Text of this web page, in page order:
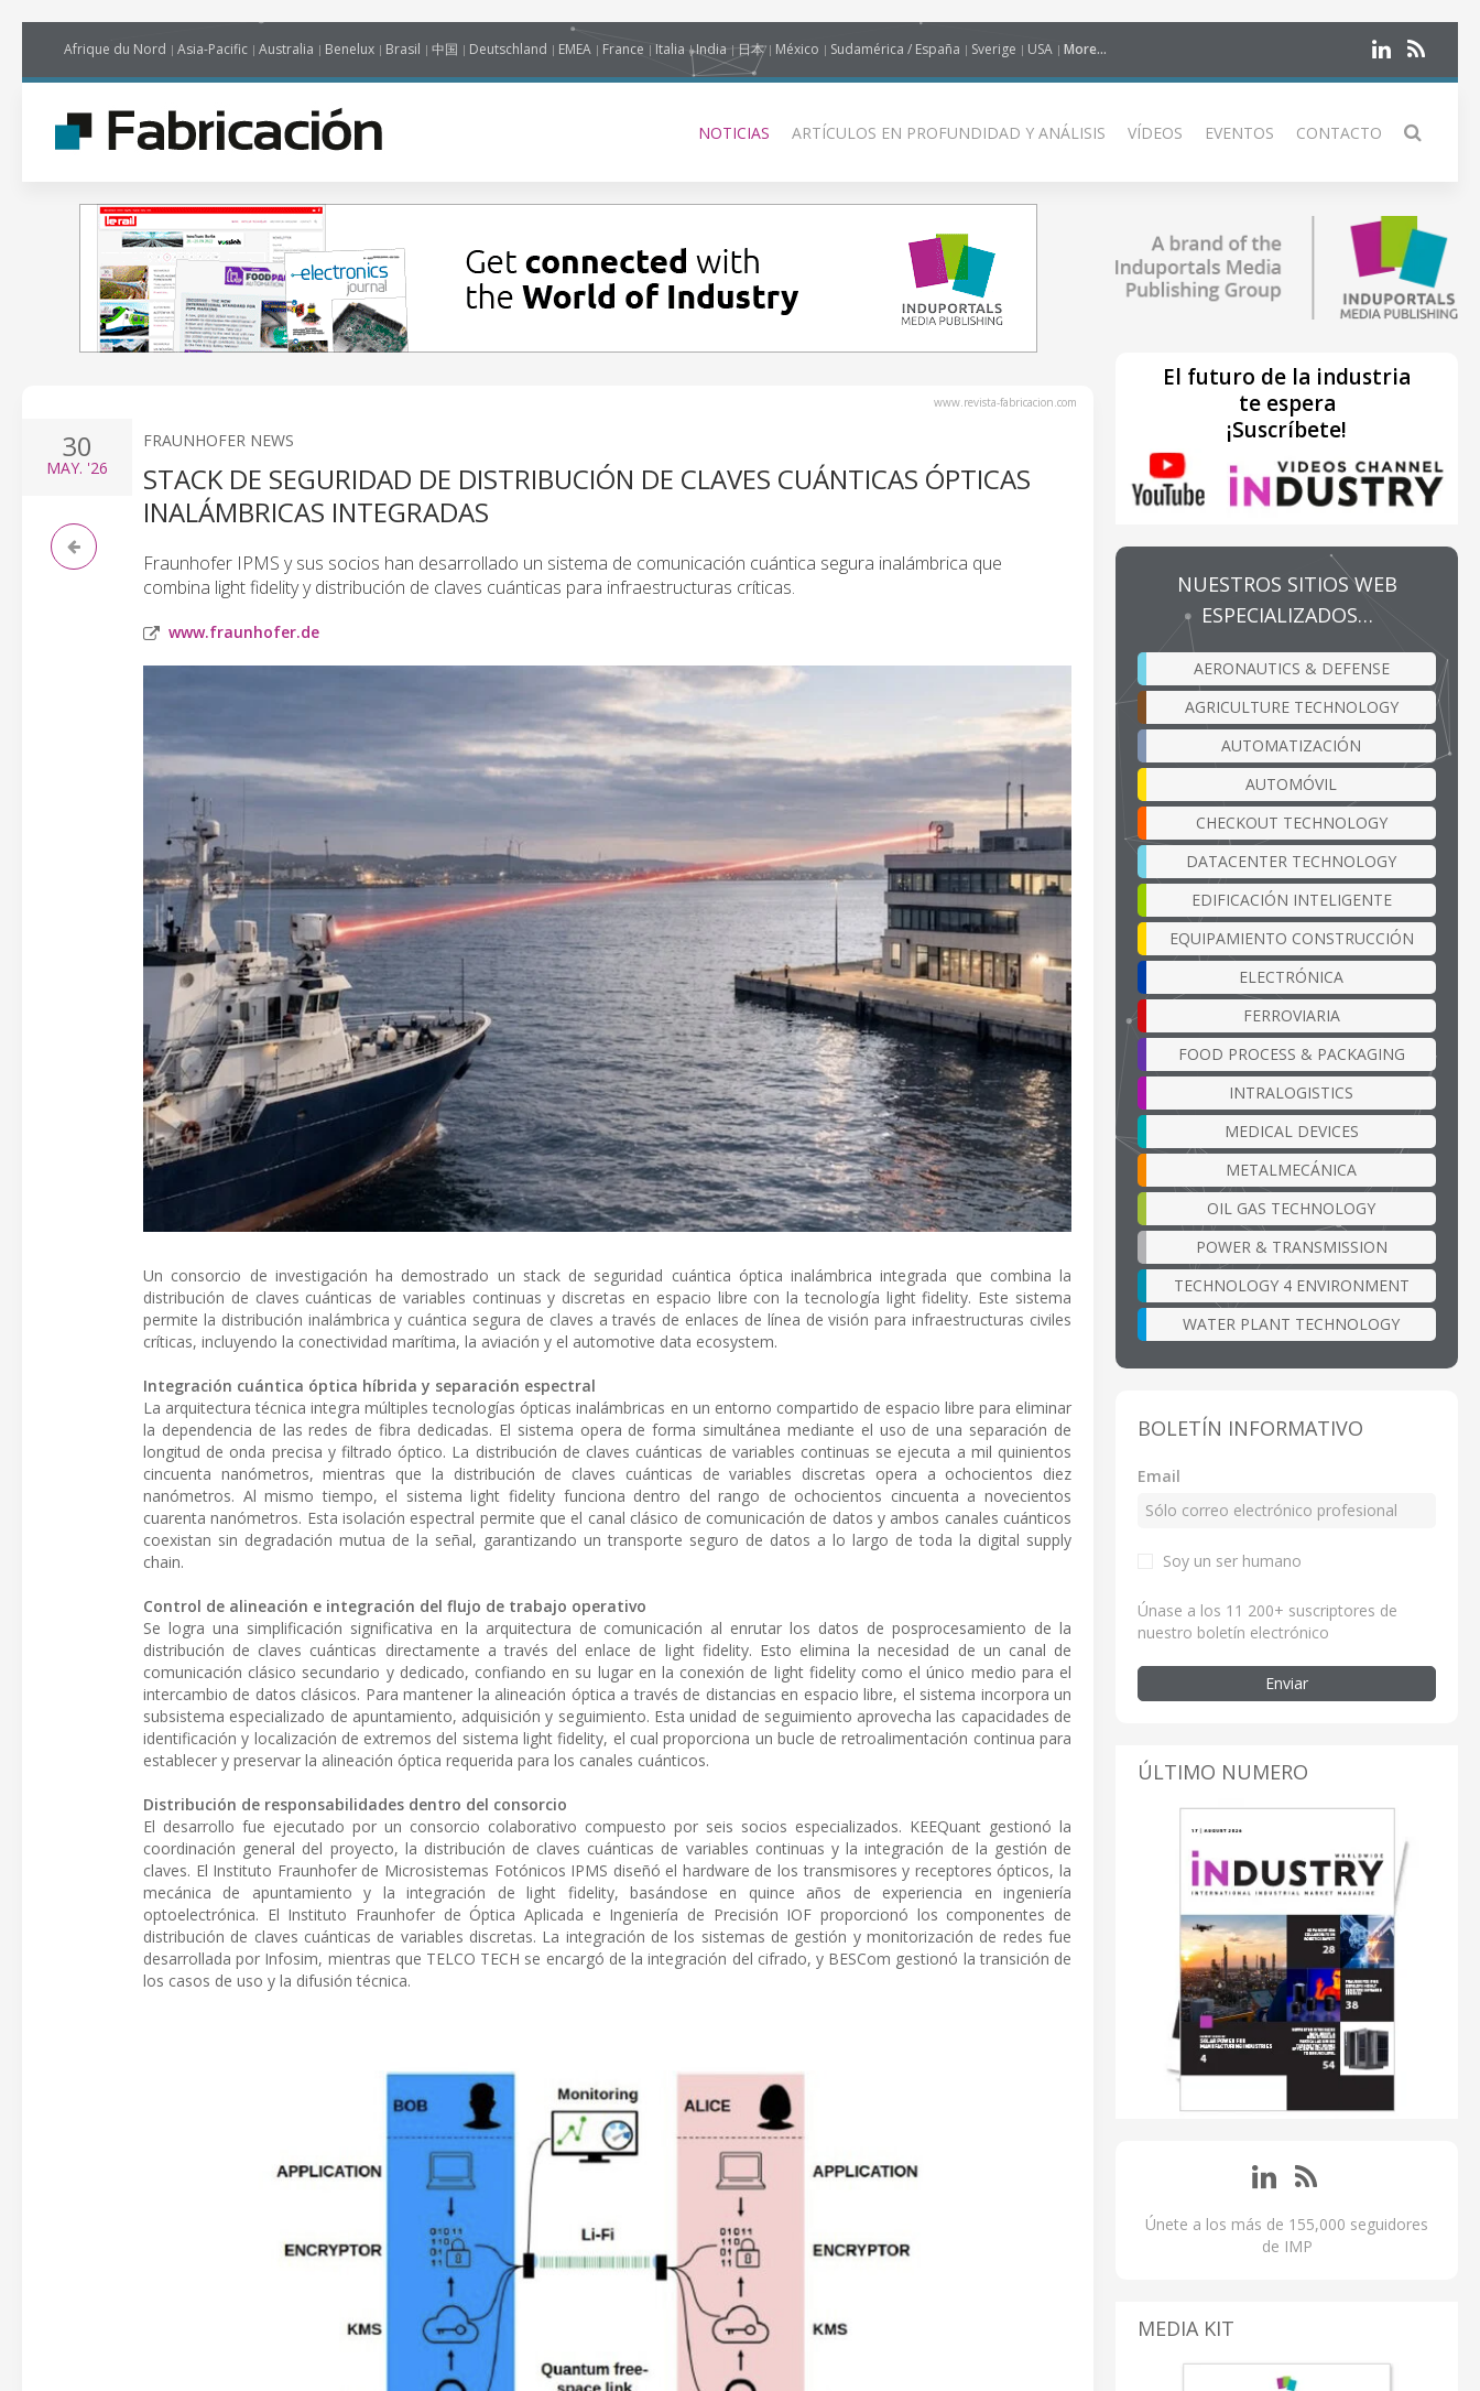
Afrique du Nord Asia-Pacific Australia Benelux Brasil 中国 Deutschland EMEA France Italia India 日本 México Sudamérica / España Sverige USA More...
NOTICIAS ARTÍCULOS EN PROFUNDIDAD Y ANÁLISIS VÍDEOS EVENTOS CONTACTO
www.revista-fabricacion.com
30
MAY. '26
FRAUNHOFER NEWS
STACK DE SEGURIDAD DE DISTRIBUCIÓN DE CLAVES CUÁNTICAS ÓPTICAS
INALÁMBRICAS INTEGRADAS
Fraunhofer IPMS y sus socios han desarrollado un sistema de comunicación cuántica segura inalámbrica que
combina light fidelity y distribución de claves cuánticas para infraestructuras críticas.
www.fraunhofer.de
Un consorcio de investigación ha demostrado un stack de seguridad cuántica óptica inalámbrica integrada que combina la
distribución de claves cuánticas de variables continuas y discretas en espacio libre con la tecnología light fidelity. Este sistema
permite la distribución inalámbrica y cuántica segura de claves a través de enlaces de línea de visión para infraestructuras civiles
críticas, incluyendo la conectividad marítima, la aviación y el automotive data ecosystem.
Integración cuántica óptica híbrida y separación espectral
La arquitectura técnica integra múltiples tecnologías ópticas inalámbricas en un entorno compartido de espacio libre para eliminar
la dependencia de las redes de fibra dedicadas. El sistema opera de forma simultánea mediante el uso de una separación de
longitud de onda precisa y filtrado óptico. La distribución de claves cuánticas de variables continuas se ejecuta a mil quinientos
cincuenta nanómetros, mientras que la distribución de claves cuánticas de variables discretas opera a ochocientos diez
nanómetros. Al mismo tiempo, el sistema light fidelity funciona dentro del rango de ochocientos cincuenta a novecientos
cuarenta nanómetros. Esta isolación espectral permite que el canal clásico de comunicación de datos y ambos canales cuánticos
coexistan sin degradación mutua de la señal, garantizando un transporte seguro de datos a lo largo de toda la digital supply
chain.
Control de alineación e integración del flujo de trabajo operativo
Se logra una simplificación significativa en la arquitectura de comunicación al enrutar los datos de posprocesamiento de la
distribución de claves cuánticas directamente a través del enlace de light fidelity. Esto elimina la necesidad de un canal de
comunicación clásico secundario y dedicado, confiando en su lugar en la conexión de light fidelity como el único medio para el
intercambio de datos clásicos. Para mantener la alineación óptica a través de distancias en espacio libre, el sistema incorpora un
subsistema especializado de apuntamiento, adquisición y seguimiento. Esta unidad de seguimiento aprovecha las capacidades de
identificación y localización de extremos del sistema light fidelity, el cual proporciona un bucle de retroalimentación continua para
establecer y preservar la alineación óptica requerida para los canales cuánticos.
Distribución de responsabilidades dentro del consorcio
El desarrollo fue ejecutado por un consorcio colaborativo compuesto por seis socios especializados. KEEQuant gestionó la
coordinación general del proyecto, la distribución de claves cuánticas de variables continuas y la integración de la gestión de
claves. El Instituto Fraunhofer de Microsistemas Fotónicos IPMS diseñó el hardware de los transmisores y receptores ópticos, la
mecánica de apuntamiento y la integración de light fidelity, basándose en quince años de experiencia en ingeniería
optoelectrónica. El Instituto Fraunhofer de Óptica Aplicada e Ingeniería de Precisión IOF proporcionó los componentes de
distribución de claves cuánticas de variables discretas. La integración de los sistemas de gestión y monitorización de redes fue
desarrollada por Infosim, mientras que TELCO TECH se encargó de la integración del cifrado, y BESCom gestionó la transición de
los casos de uso y la difusión técnica.
El futuro de la industria
te espera
¡Suscríbete!
NUESTROS SITIOS WEB
ESPECIALIZADOS…
AERONAUTICS & DEFENSE
AGRICULTURE TECHNOLOGY
AUTOMATIZACIÓN
AUTOMÓVIL
CHECKOUT TECHNOLOGY
DATACENTER TECHNOLOGY
EDIFICACIÓN INTELIGENTE
EQUIPAMIENTO CONSTRUCCIÓN
ELECTRÓNICA
FERROVIARIA
FOOD PROCESS & PACKAGING
INTRALOGISTICS
MEDICAL DEVICES
METALMECÁNICA
OIL GAS TECHNOLOGY
POWER & TRANSMISSION
TECHNOLOGY 4 ENVIRONMENT
WATER PLANT TECHNOLOGY
BOLETÍN INFORMATIVO
Email
Soy un ser humano
Únase a los 11 200+ suscriptores de
nuestro boletín electrónico
Enviar
ÚLTIMO NUMERO
Únete a los más de 155,000 seguidores
de IMP
MEDIA KIT